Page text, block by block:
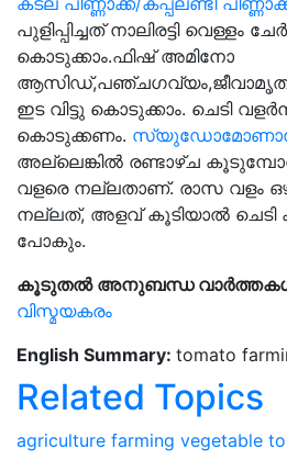
പുളിപ്പിച്ചത് നാലിരട്ടി വെള്ളം
കൊടുക്കാം.ഫിഷ് അമിനോ
ഇട വിട്ടു കൊടുക്കാം. ചെടി
കൊടുക്കണം.
അല്ലെങ്കില്‍ രണ്ടാഴ്ച
വളരെ നല്ലതാണ്. രാസ വളം
നല്ലത്, അളവ് കൂടിയാല്‍ ചെടി
പോകും.
കൂടുതൽ അനുബന്ധ
വിസ്മയകരം
English Summary: tomato
Related Topics
agriculture farming vegetable